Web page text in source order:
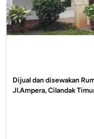
Dijual dan disewakan
Jl.Ampera, Cilandak